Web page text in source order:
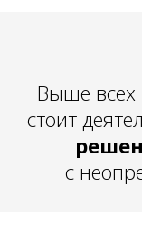
Выше всех
стоит
с